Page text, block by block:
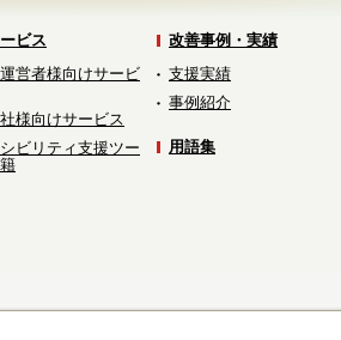
ビス
営者様向けサービ
様向けサービス
ビリティ支援ツー
改善事例・実績
支援実績
事例紹介
用語集